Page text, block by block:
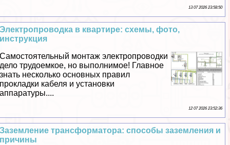
13 07 2026 23:58:50
Электропроводка в квартире: схемы, фото,
инструкция
Самостоятельный монтаж электропроводки
дело трудоемкое, но выполнимое! Главное
знать несколько основных правил
прокладки кабеля и установки
аппаратуры....
12 07 2026 23:52:36
Заземление трaнcформатора: способы заземления и
причины